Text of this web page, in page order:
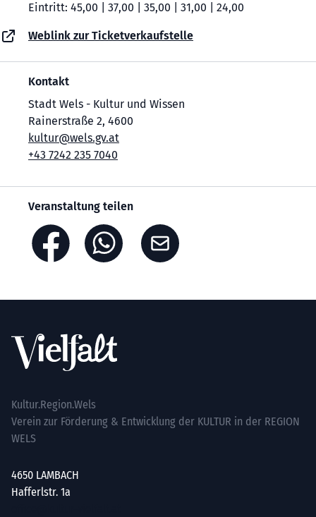
Eintritt: 45,00 | 37,00 | 35,00 | 31,00 | 24,00
Weblink zur Ticketverkaufstelle
Kontakt
Stadt Wels - Kultur und Wissen
Rainerstraße 2, 4600
kultur@wels.gv.at
+43 7242 235 7040
Veranstaltung teilen
Kultur.Region.Wels
Verein zur Förderung & Entwicklung der KULTUR in der REGION
WELS
4650 LAMBACH
Hafferlstr. 1a